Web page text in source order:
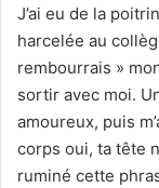
J’ai eu de la
harcelée au
rembourrais »
sortir avec moi.
amoureux, puis
corps oui, ta tête
ruminé cette